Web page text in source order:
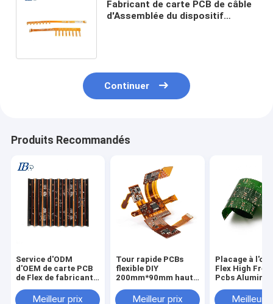
Fabricant de carte PCB de câble
d'Assemblée du dispositif
Continuer
Produits Recommandés
Service d'ODM
d'OEM de carte PCB
de Flex de fabricant
dispositif médical
Meilleur prix
Tour rapide PCBs
flexible DIY
200mm*90mm haut
Meilleur prix
Placage à l'or
Flex High
Pcbs
Meilleur